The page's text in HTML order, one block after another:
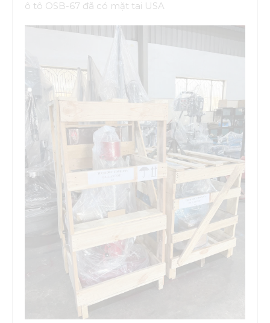
ô tô OSB-67 đã có mặt tai USA